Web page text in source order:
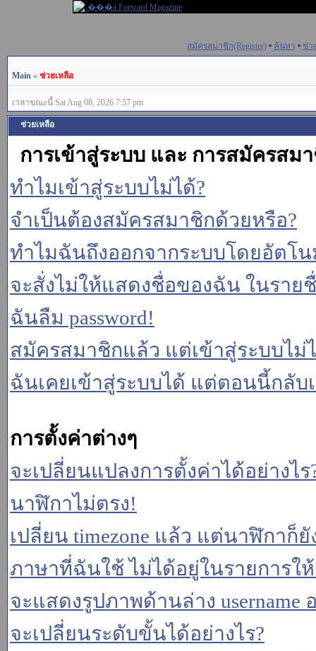
สมัครสมาชิก(Register) • ค้นหา • ช่ว
Main » ช่วยเหลือ
เวลาขณะนี้ Sat Aug 08, 2026 7:57 pm
ช่วยเหลือ
การเข้าสู่ระบบ และ การสมัครสม
ทำไมเข้าสู่ระบบไม่ได้?
จำเป็นต้องสมัครสมาชิกด้วยหรือ?
ทำไมฉันถึงออกจากระบบโดยอัตโ
จะสั่งไม่ให้แสดงชื่อของฉัน ในราย
ฉันลืม password!
สมัครสมาชิกแล้ว แต่เข้าสู่ระบบไม่
ฉันเคยเข้าสู่ระบบได้ แต่ตอนนี้กลับ
การตั้งค่าต่างๆ
จะเปลี่ยนแปลงการตั้งค่าได้อย่างไร
นาฬิกาไม่ตรง!
เปลี่ยน timezone แล้ว แต่นาฬิกาก็ยั
ภาษาที่ฉันใช้ ไม่ได้อยู่ในรายการใ
จะแสดงรูปภาพด้านล่าง username
จะเปลี่ยนระดับขั้นได้อย่างไร?